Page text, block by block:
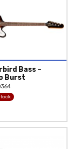
Bass –
Burst